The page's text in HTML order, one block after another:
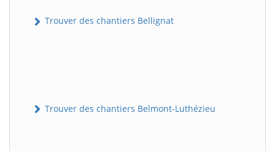
Trouver des chantiers Bellignat
Trouver des chantiers Belmont-Luthézieu